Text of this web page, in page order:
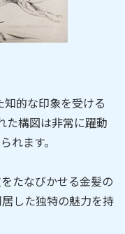
的な印象を受ける
た構図は非常に躍動
れます。
たなびかせる金髪の
した独特の魅力を持